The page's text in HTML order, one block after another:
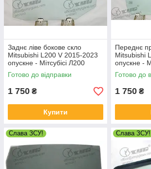
Заднє ліве бокове скло
Mitsubishi L200 V 2015-2023
опускне - Мітсубісі Л200
Готово до відправки
1 750 ₴
Купити
Переднє
Mitsubishi
опускне -
Готово до
1 750 ₴
Слава ЗСУ! Слава ЗСУ!